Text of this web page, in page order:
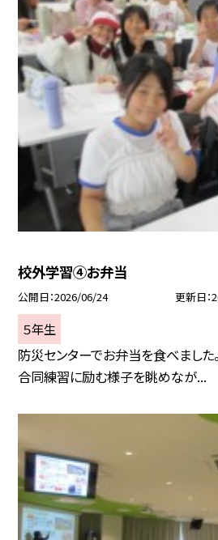
校外学習④お弁当
公開日 2026/06/24 更新日
５年生
防災センターでお弁当を食べまし
合同練習に励む様子を眺めなが...